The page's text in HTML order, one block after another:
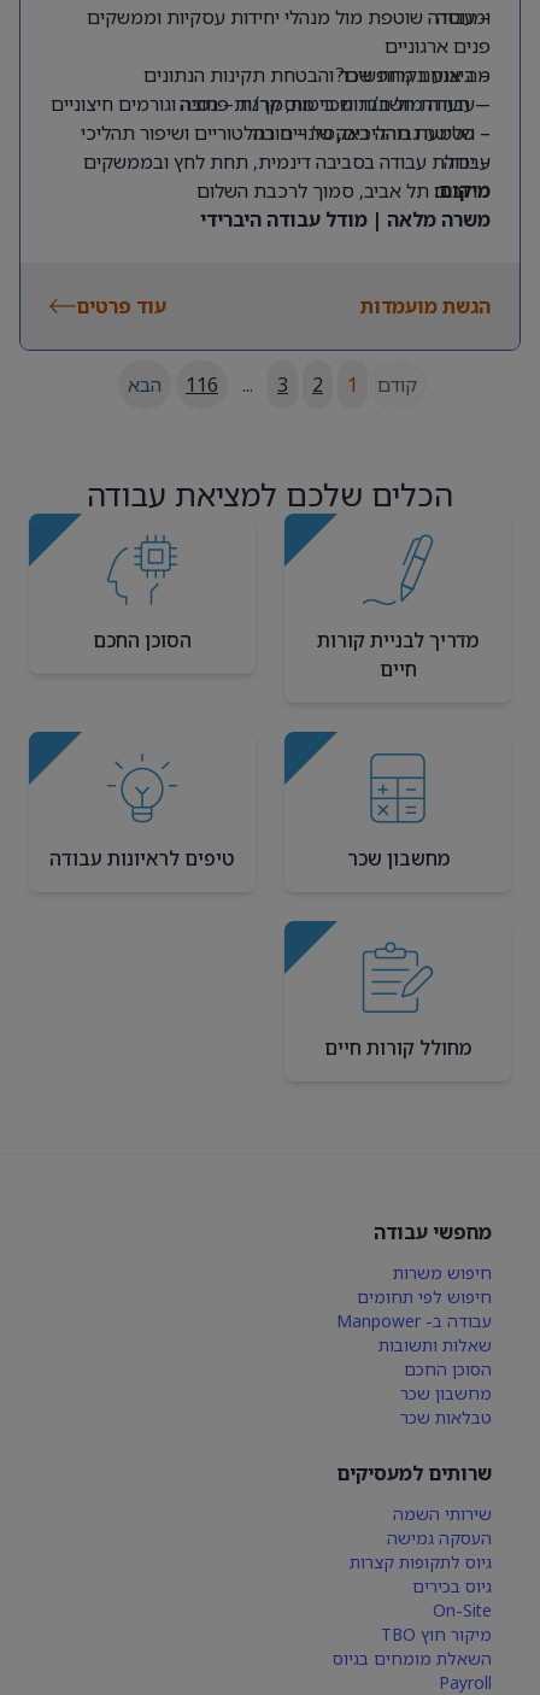
ומנוסה
– עבודה שוטפת מול מנהלי יחידות עסקיות וממשקים
פנים ארגוניים
– ביצוע בקרות שכר והבטחת תקינות הנתונים
– עבודה מול חברות ביטוח, קרנות פנסיה וגורמים חיצוניים
– הטמעת תהליכים, שינויים רגולטוריים ושיפור תהליכי
עבודה
מה אנחנו מחפשים?
– תעודת חשב/ת שכר מוסמך/ת – חובה
– שליטה גבוהה באקסל – חובה
– יכולת עבודה בסביבה דינמית, תחת לחץ ובממשקים
מרובים
מיקום: תל אביב, סמוך לרכבת השלום
משרה מלאה | מודל עבודה היברידי
הגשת מועמדות עוד פרטים
קודם 1
2
3
...
116 הבא
הכלים שלכם למציאת עבודה
מדריך לבניית קורות
חיים
הסוכן החכם
מחשבון שכר טיפים לראיונות עבודה
מחולל קורות חיים
מחפשי עבודה
חיפוש משרות
חיפוש לפי תחומים
עבודה ב- Manpower
שאלות ותשובות
הסוכן החכם
מחשבון שכר
טבלאות שכר
שרותים למעסיקים
שירותי השמה
העסקה גמישה
גיוס לתקופות קצרות
גיוס בכירים
On-Site
מיקור חוץ TBO
השאלת מומחים בגיוס
Payroll